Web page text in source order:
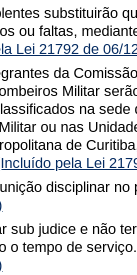
substituirão
ou faltas,
Lei 21792 de 06/
da
Militar
na
ou nas
de
pela Lei
disciplinar no
sub judice e não
o tempo de serviço.